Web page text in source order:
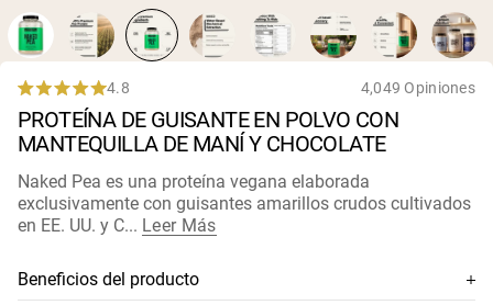
4.8
out
of
5
stars
4.8 4,049 Opiniones
PROTEÍNA DE GUISANTE EN POLVO CON
MANTEQUILLA DE MANÍ Y CHOCOLATE
Naked Pea es una proteína vegana elaborada
exclusivamente con guisantes amarillos crudos cultivados
en EE. UU. y C... Leer Más
Beneficios del producto